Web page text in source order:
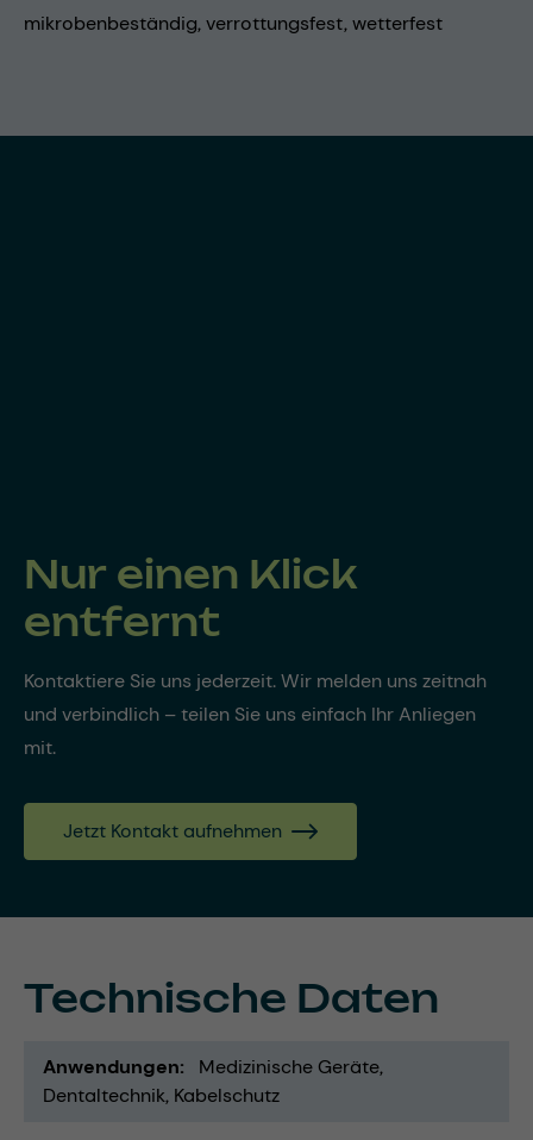
mikrobenbeständig, verrottungsfest, wetterfest
Nur einen Klick
entfernt
Kontaktiere Sie uns jederzeit. Wir melden uns zeitnah
und verbindlich – teilen Sie uns einfach Ihr Anliegen
mit.
Jetzt Kontakt aufnehmen
Technische Daten
Anwendungen
Medizinische Geräte
Dentaltechnik Kabelschutz